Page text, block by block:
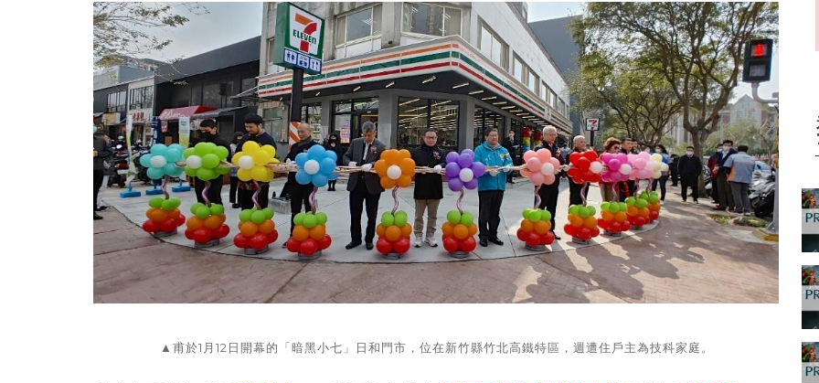
▲甫於1月12日開幕的「暗黑小七」日和門市，位在新竹縣竹北高鐵特區，週遭住戶主為技科家庭。